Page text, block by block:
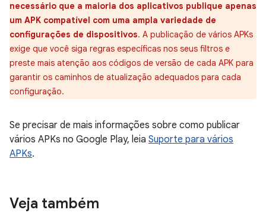
necessário que a maioria dos aplicativos publique apenas
um APK compatível com uma ampla variedade de
configurações de dispositivos. A publicação de vários APKs
exige que você siga regras específicas nos seus filtros e
preste mais atenção aos códigos de versão de cada APK para
garantir os caminhos de atualização adequados para cada
configuração.
Se precisar de mais informações sobre como publicar
vários APKs no Google Play, leia Suporte para vários
APKs.
Veja também